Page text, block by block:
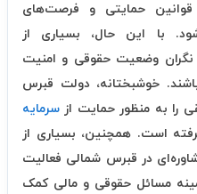
قوانین حمایتی و فرصت‌های
با این حال، بسیاری از
نگران وضعیت حقوقی و امنیت
خوشبختانه، دولت قبرس
را به منظور حمایت از سرمایه
است. همچنین، بسیاری از
در قبرس شمالی فعالیت
مسائل حقوقی و مالی کمک